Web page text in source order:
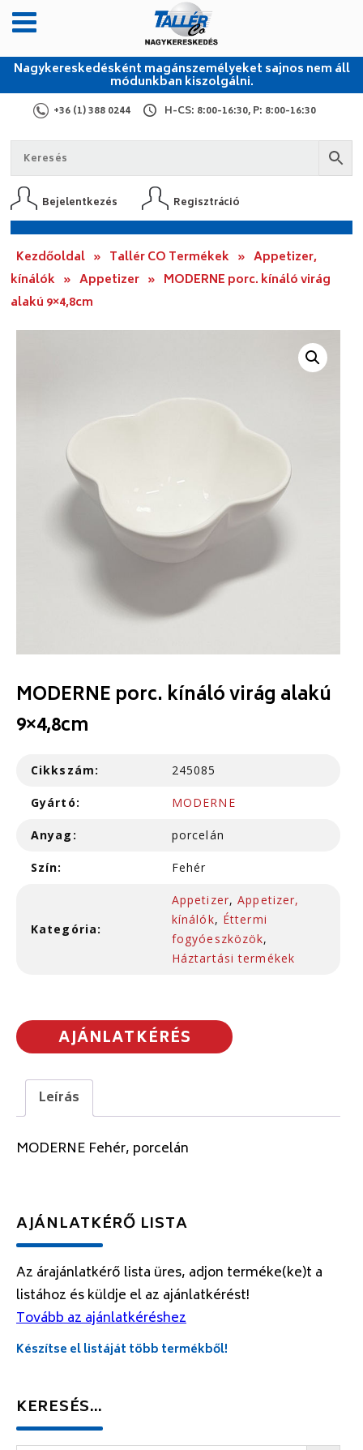
Nagykereskedésként magánszemélyeket sajnos nem áll
módunkban kiszolgálni.
+36 (1) 388 0244 H-CS: 8:00-16:30, P: 8:00-16:30
Bejelentkezés Regisztráció
Kezdőoldal » Tallér CO Termékek » Appetizer,
kínálók » Appetizer » MODERNE porc. kínáló virág
alakú 9×4,8cm
MODERNE porc. kínáló virág alakú
9×4,8cm
Cikkszám: 245085
Gyártó: MODERNE
Anyag: porcelán
Szín: Fehér
Kategória:
Appetizer,Appetizer,
kínálók, Éttermi
fogyóeszközök,
Háztartási termékek
AJÁNLATKÉRÉS
Leírás
MODERNE Fehér, porcelán
AJÁNLATKÉRŐ LISTA
Az árajánlatkérő lista üres, adjon terméke(ke)t a
listához és küldje el az ajánlatkérést!
Tovább az ajánlatkéréshez
Készítse el listáját több termékből!
KERESÉS…